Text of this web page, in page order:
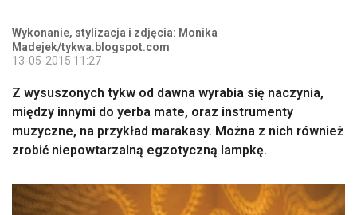
Wykonanie, stylizacja i zdjęcia: Monika
Madejek/tykwa.blogspot.com
13-05-2015 11:27
Z wysuszonych tykw od dawna wyrabia się naczynia,
między innymi do yerba mate, oraz instrumenty
muzyczne, na przykład marakasy. Można z nich również
zrobić niepowtarzalną egzotyczną lampkę.